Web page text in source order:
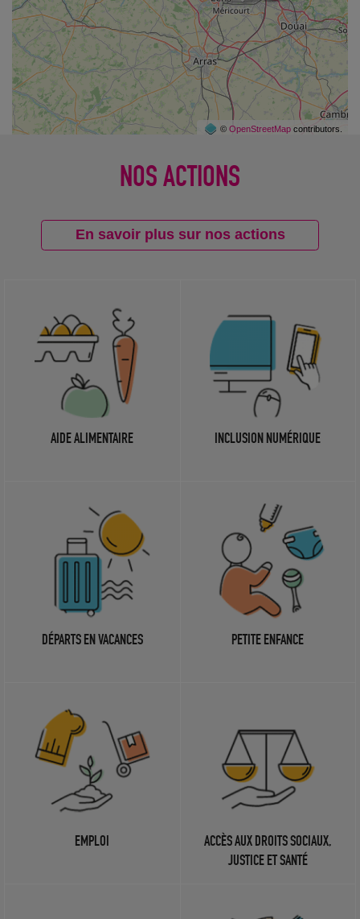
© OpenStreetMapcontributors.
NOS ACTIONS
En savoir plus sur nos actions
AIDE ALIMENTAIRE INCLUSION NUMÉRIQUE
DÉPARTS EN VACANCES PETITE ENFANCE
EMPLOI
ACCÈS AUX DROITS SOCIAUX,
JUSTICE ET SANTÉ